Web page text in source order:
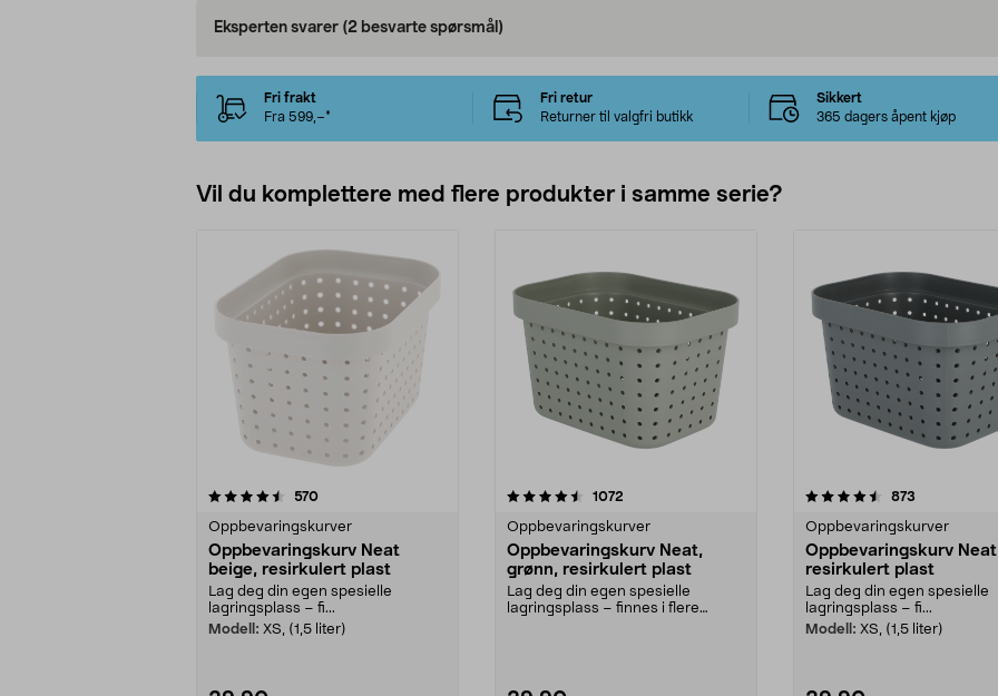
Eksperten svarer (2 besvarte spørsmål)
Fri frakt
Fra 599,–*
Fri retur
Returner til valgfri butikk
Sikkert
365 dagers åpent kjøp
Vil du komplettere med flere produkter i samme serie?
570anmeldelser
Oppbevaringskurver
Oppbevaringskurv Neat
beige, resirkulert plast
Lag deg din egen spesielle
lagringsplass – fi...
Modell: XS, (1,5 liter)
4.5av 5 stjerner 1072
Oppbevaringskurver
Oppbevaringskurv Neat,
grønn, resirkulert plast
Lag deg din egen spesielle
lagringsplass – finnes i flere
4.5av 5 stjerner 873
Oppbevaringskurver
Oppbevaringskurv
resirkulert plast
Lag deg din egen spesielle
lagringsplass – fi...
Modell: XS, (1,5 liter)